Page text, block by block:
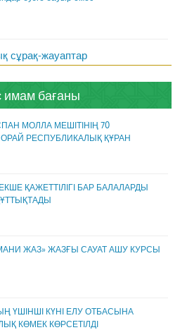
сұрақ-жауаптар
имам бағаны
МОЛЛА МЕШІТІНІҢ 70
РЕСПУБЛИКАЛЫҚ ҚҰРАН
ҚАЖЕТТІЛІГІ БАР БАЛАЛАРДЫ
ЖАЗ» ЖАЗҒЫ САУАТ АШУ КУРСЫ
ҮШІНШІ КҮНІ ЕЛУ ОТБАСЫНА
КӨМЕК КӨРСЕТІЛДІ